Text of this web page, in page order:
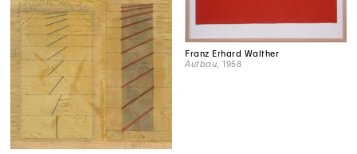
Franz Erhard Walther
Aufbau , 1958